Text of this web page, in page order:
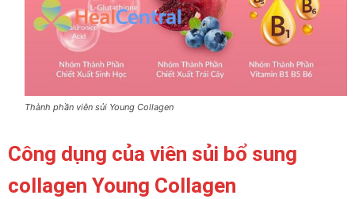
Thành phần viên sủi Young Collagen
Công dụng của viên sủi bổ sung
collagen Young Collagen